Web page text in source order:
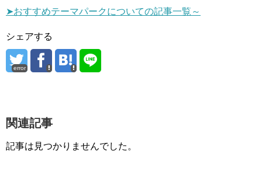
➤おすすめテーマパークについての記事一覧～
シェアする
error
関連記事
記事は見つかりませんでした。